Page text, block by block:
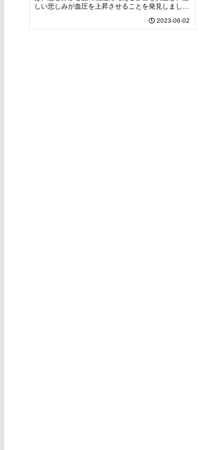
しい悲しみが血圧を上昇させることを発見しまし
き、悲しみが心臓イベントのリスク要因になり得る
2023-06-02